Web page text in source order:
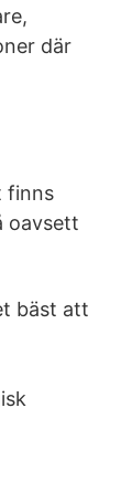
där
finns
oavsett
bäst att